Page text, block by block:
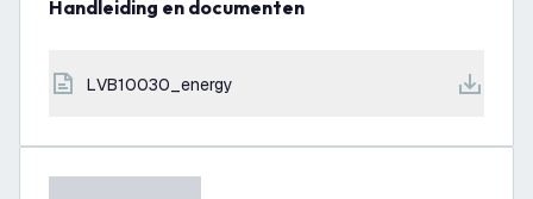
Handleiding en documenten
LVB10030_energy